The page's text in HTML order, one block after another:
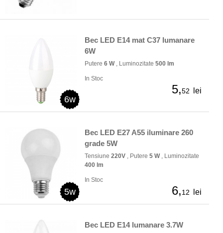
6w
Bec LED E14 mat C37 lumanare
6W
Putere 6 W, Luminozitate 500 lm
In Stoc
5,52 lei
5w
Bec LED E27 A55 iluminare 260
grade 5W
Tensiune 220V , Putere 5 W, Luminozitate
400 lm
In Stoc
6,12 lei
Bec LED E14 lumanare 3.7W